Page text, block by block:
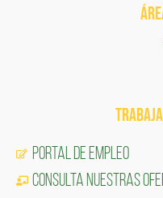
Portal de Empleo
CONSULTA NUESTRAS